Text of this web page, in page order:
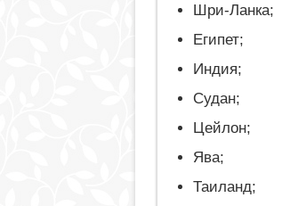
Шри-Ланка;
Египет;
Индия;
Судан;
Цейлон;
Ява;
Таиланд;